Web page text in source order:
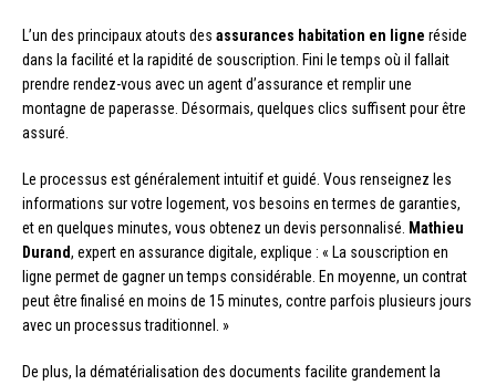
L’un des principaux atouts des assurances habitation en ligne réside
dans la facilité et la rapidité de souscription. Fini le temps où il fallait
prendre rendez-vous avec un agent d’assurance et remplir une
montagne de paperasse. Désormais, quelques clics suffisent pour être
assuré.
Le processus est généralement intuitif et guidé. Vous renseignez les
informations sur votre logement, vos besoins en termes de garanties,
et en quelques minutes, vous obtenez un devis personnalisé.
Mathieu
Durand, expert en assurance digitale, explique : « La souscription en
ligne permet de gagner un temps considérable. En moyenne, un contrat
peut être finalisé en moins de 15 minutes, contre parfois plusieurs jours
avec un processus traditionnel. »
De plus, la dématérialisation des documents facilite grandement la